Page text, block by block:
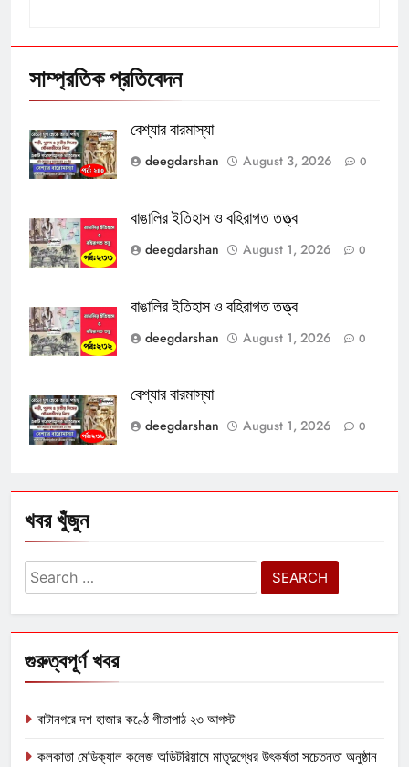
সাম্প্রতিক প্রতিবেদন
বেশ্যার বারমাস্যা
deegdarshan
August 3, 2026 0
বাঙালির ইতিহাস ও বহিরাগত তত্ত্ব
deegdarshan
August 1, 2026 0
বাঙালির ইতিহাস ও বহিরাগত তত্ত্ব
deegdarshan
August 1, 2026 0
বেশ্যার বারমাস্যা
deegdarshan
August 1, 2026 0
খবর খুঁজুন
Search
for:
গুরুত্বপূর্ণ খবর
বাটানগরে দশ হাজার কণ্ঠে গীতাপাঠ ২৩ আগস্ট
কলকাতা মেডিক্যাল কলেজ অডিটরিয়ামে মাতৃদুগ্ধের উৎকর্ষতা সচেতনতা অনুষ্ঠান